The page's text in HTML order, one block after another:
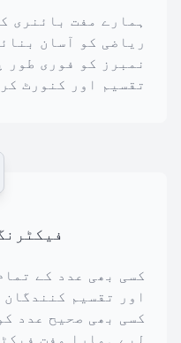
ہمارے مفت بائنری
ریاضی کو آسان
نمبرز کو فوری طور
تقسیم اور کنورٹ
کسی بھی عدد کے
اور تقسیم
کسی بھی صحیح عدد
لیے ہمارا مفت